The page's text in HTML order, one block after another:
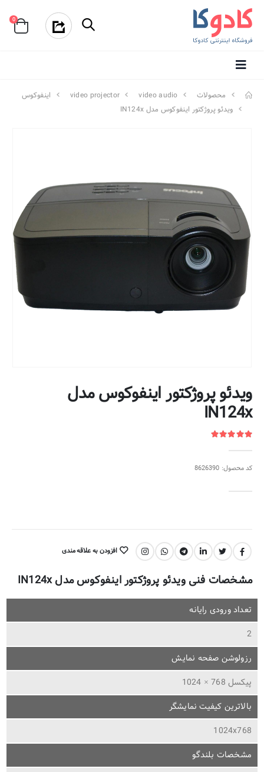
0
محصولات video audio
video projector
اینفوکوس
ویدئو پروژکتور اینفوکوس مدل IN124x
ویدئو پروژکتور اینفوکوس مدل
IN124x
کد محصول: 8626390
اشتراک گذاری: افزودن به علاقه مندی
مشخصات فنی ویدئو پروژکتور اینفوکوس مدل IN124x
تعداد ورودی رایانه
2
رزولوشن صفحه نمایش
پیکسل 768 × 1024
بالاترین کیفیت نمایشگر
1024x768
مشخصات بلندگو